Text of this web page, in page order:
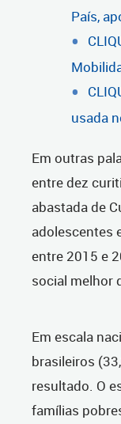
País,
usada
Em outras
entre dez
abastada de
adolescentes
entre 2015 e
social melhor
Em escala
brasileiros
resultado. O
famílias